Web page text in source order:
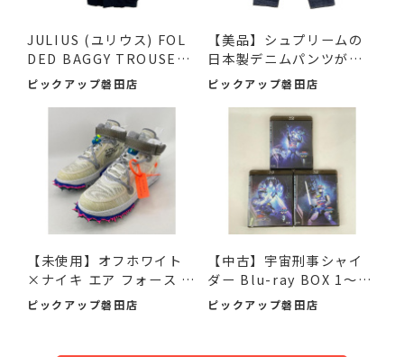
JULIUS (ユリウス) FOL
DED BAGGY TROUSERS
ブラッ...
ピックアップ磐田店
【美品】シュプリームの
日本製デニムパンツが入
荷...
ピックアップ磐田店
【未使用】オフホワイト
×ナイキ エア フォース 1
M...
ピックアップ磐田店
【中古】宇宙刑事シャイ
ダー Blu-ray BOX 1～3
デ...
ピックアップ磐田店